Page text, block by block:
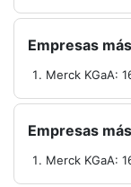
Empresas
Merck KGaA:
Empresas
Merck KGaA: